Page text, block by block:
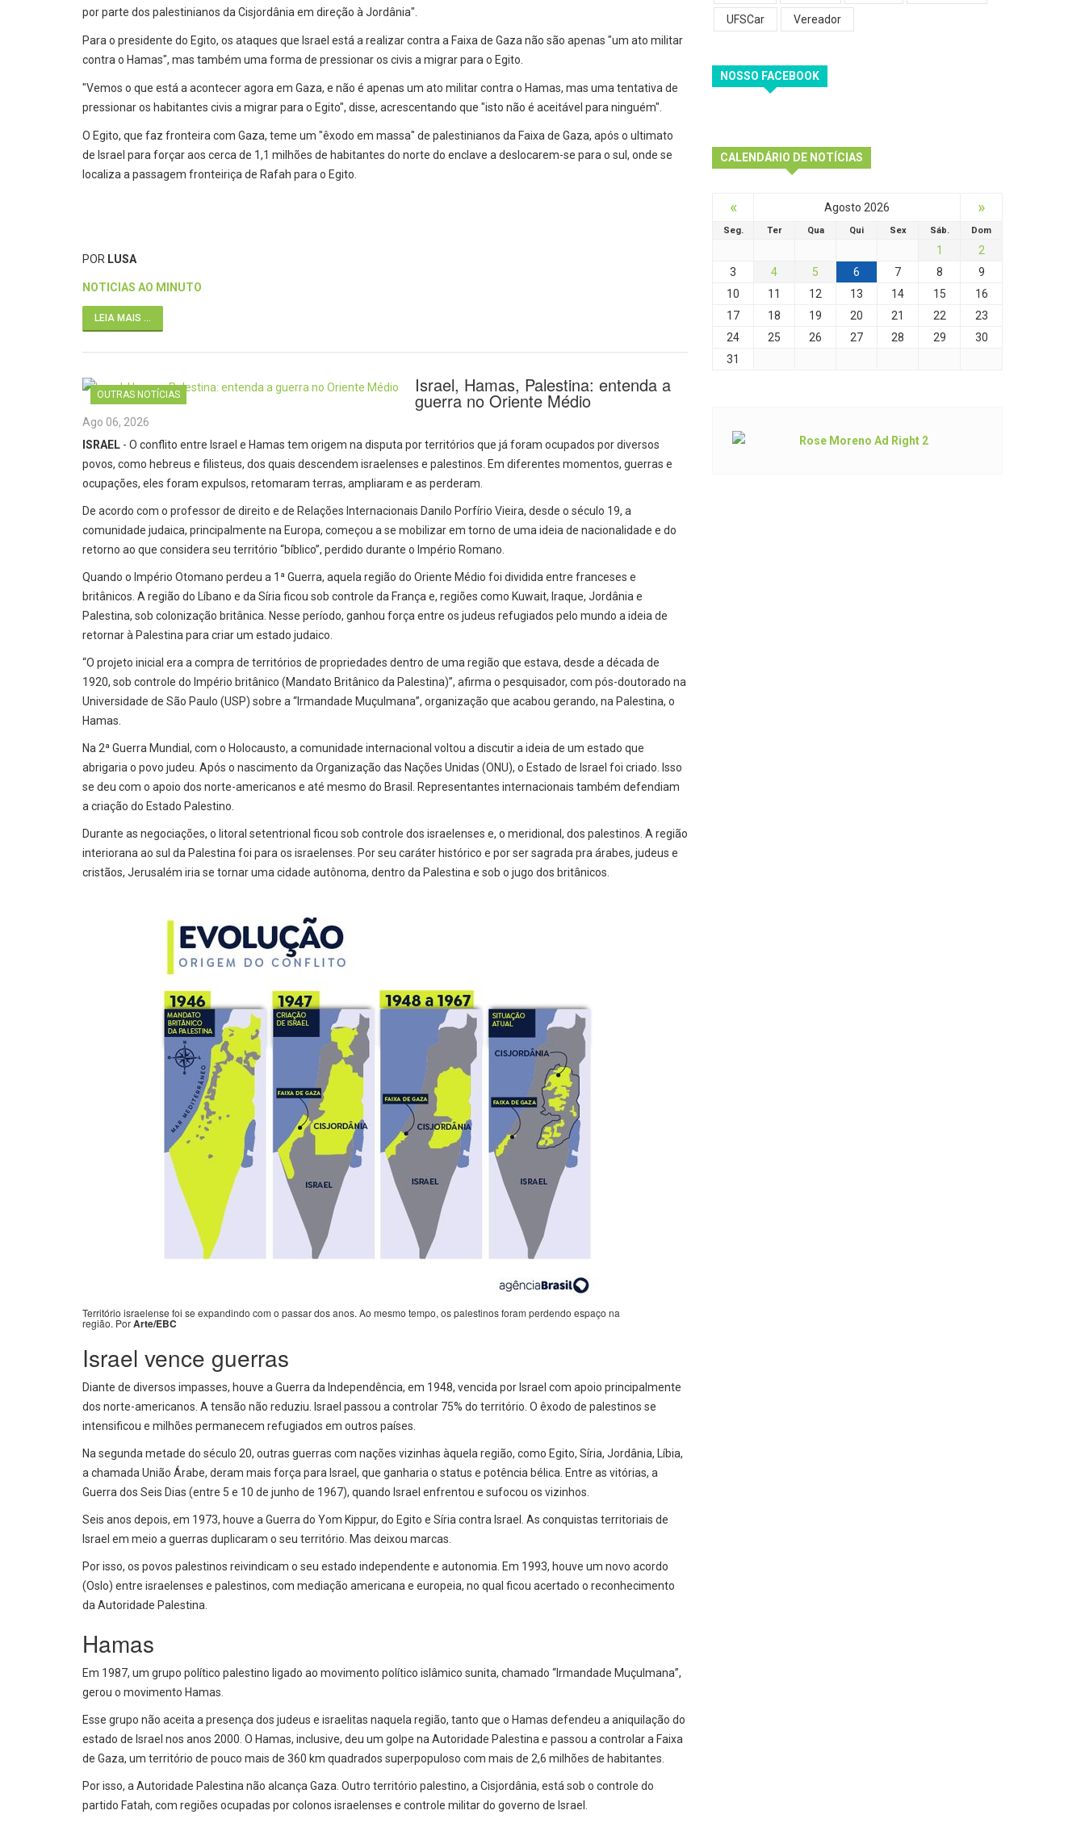
por parte dos palestinianos da Cisjordânia em direção à Jordânia".
Para o presidente do Egito, os ataques que Israel está a realizar contra a Faixa de Gaza não são apenas "um ato militar
contra o Hamas", mas também uma forma de pressionar os civis a migrar para o Egito.
"Vemos o que está a acontecer agora em Gaza, e não é apenas um ato militar contra o Hamas, mas uma tentativa de
pressionar os habitantes civis a migrar para o Egito", disse, acrescentando que "isto não é aceitável para ninguém".
O Egito, que faz fronteira com Gaza, teme um "êxodo em massa" de palestinianos da Faixa de Gaza, após o ultimato
de Israel para forçar aos cerca de 1,1 milhões de habitantes do norte do enclave a deslocarem-se para o sul, onde se
localiza a passagem fronteiriça de Rafah para o Egito.
POR LUSA
NOTICIAS AO MINUTO
LEIA MAIS ...
OUTRAS NOTÍCIAS Israel, Hamas, Palestina: entenda a
guerra no Oriente Médio
Ago 06, 2026
ISRAEL - O conflito entre Israel e Hamas tem origem na disputa por territórios que já foram ocupados por diversos
povos, como hebreus e filisteus, dos quais descendem israelenses e palestinos. Em diferentes momentos, guerras e
ocupações, eles foram expulsos, retomaram terras, ampliaram e as perderam.
De acordo com o professor de direito e de Relações Internacionais Danilo Porfírio Vieira, desde o século 19, a
comunidade judaica, principalmente na Europa, começou a se mobilizar em torno de uma ideia de nacionalidade e do
retorno ao que considera seu território “bíblico”, perdido durante o Império Romano.
Quando o Império Otomano perdeu a 1ª Guerra, aquela região do Oriente Médio foi dividida entre franceses e
britânicos. A região do Líbano e da Síria ficou sob controle da França e, regiões como Kuwait, Iraque, Jordânia e
Palestina, sob colonização britânica. Nesse período, ganhou força entre os judeus refugiados pelo mundo a ideia de
retornar à Palestina para criar um estado judaico.
“O projeto inicial era a compra de territórios de propriedades dentro de uma região que estava, desde a década de
1920, sob controle do Império britânico (Mandato Britânico da Palestina)”, afirma o pesquisador, com pós-doutorado na
Universidade de São Paulo (USP) sobre a “Irmandade Muçulmana”, organização que acabou gerando, na Palestina, o
Hamas.
Na 2ª Guerra Mundial, com o Holocausto, a comunidade internacional voltou a discutir a ideia de um estado que
abrigaria o povo judeu. Após o nascimento da Organização das Nações Unidas (ONU), o Estado de Israel foi criado. Isso
se deu com o apoio dos norte-americanos e até mesmo do Brasil. Representantes internacionais também defendiam
a criação do Estado Palestino.
Durante as negociações, o litoral setentrional ficou sob controle dos israelenses e, o meridional, dos palestinos. A região
interiorana ao sul da Palestina foi para os israelenses. Por seu caráter histórico e por ser sagrada pra árabes, judeus e
cristãos, Jerusalém iria se tornar uma cidade autônoma, dentro da Palestina e sob o jugo dos britânicos.
Território israelense foi se expandindo com o passar dos anos. Ao mesmo tempo, os palestinos foram perdendo espaço na
região. PorArte/EBC
Israel vence guerras
Diante de diversos impasses, houve a Guerra da Independência, em 1948, vencida por Israel com apoio principalmente
dos norte-americanos. A tensão não reduziu. Israel passou a controlar 75% do território. O êxodo de palestinos se
intensificou e milhões permanecem refugiados em outros países.
Na segunda metade do século 20, outras guerras com nações vizinhas àquela região, como Egito, Síria, Jordânia, Líbia,
a chamada União Árabe, deram mais força para Israel, que ganharia o status e potência bélica. Entre as vitórias, a
Guerra dos Seis Dias (entre 5 e 10 de junho de 1967), quando Israel enfrentou e sufocou os vizinhos.
Seis anos depois, em 1973, houve a Guerra do Yom Kippur, do Egito e Síria contra Israel. As conquistas territoriais de
Israel em meio a guerras duplicaram o seu território. Mas deixou marcas.
Por isso, os povos palestinos reivindicam o seu estado independente e autonomia. Em 1993, houve um novo acordo
(Oslo) entre israelenses e palestinos, com mediação americana e europeia, no qual ficou acertado o reconhecimento
da Autoridade Palestina.
Hamas
Em 1987, um grupo político palestino ligado ao movimento político islâmico sunita, chamado “Irmandade Muçulmana”,
gerou o movimento Hamas.
Esse grupo não aceita a presença dos judeus e israelitas naquela região, tanto que o Hamas defendeu a aniquilação do
estado de Israel nos anos 2000. O Hamas, inclusive, deu um golpe na Autoridade Palestina e passou a controlar a Faixa
de Gaza, um território de pouco mais de 360 km quadrados superpopuloso com mais de 2,6 milhões de habitantes.
Por isso, a Autoridade Palestina não alcança Gaza. Outro território palestino, a Cisjordânia, está sob o controle do
partido Fatah, com regiões ocupadas por colonos israelenses e controle militar do governo de Israel.
UFSCar Vereador
NOSSO FACEBOOK
CALENDÁRIO DE NOTÍCIAS
« Agosto 2026 »
Seg. Ter Qua Qui Sex Sáb. Dom
1
2
3
4 5 6 7 8
9
10
11 12 13 14 15
16
17
18 19 20 21 22
23
24
25 26 27 28 29
30
31